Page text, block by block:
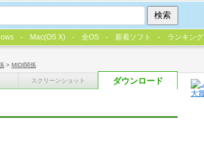
> MIDI関係
スクリーンショット ダウンロード
Mac(OS X) 全OS 新着ソフト ランキング